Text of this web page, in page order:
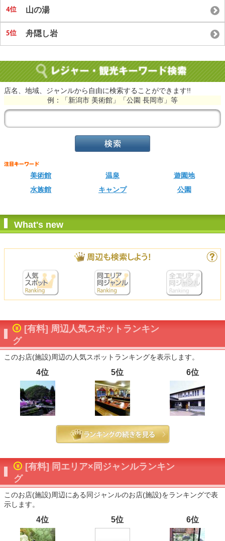
山の湯
舟隠し岩
店名、地域、ジャンルから自由に検索することができます!!
例：「新潟市 美術館」「公園 長岡市」等
美術館 温泉
遊園地
水族館
キャンプ 公園
What's new
[有料] 周辺人気スポットランキン
グ
このお店(施設)周辺の人気スポットランキングを表示します。
4位 5位 6位
[有料] 同エリア×同ジャンルランキン
グ
このお店(施設)周辺にある同ジャンルのお店(施設)をランキングで表
示します。
4位 5位 6位